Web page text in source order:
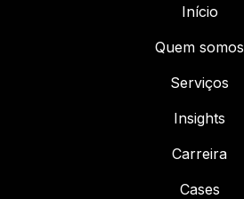
Início
Quem somos
Serviços
Insights
Carreira
Cases